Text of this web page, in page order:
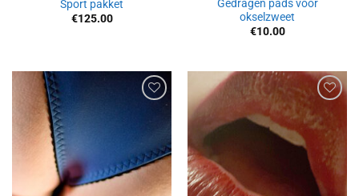
Sport pakket
€125.00
Gedragen pads voor
okselzweet
€10.00
Aan
verlanglijst
toevoegen